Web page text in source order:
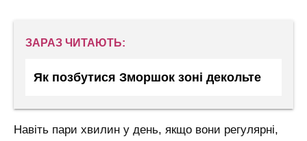
ЗАРАЗ ЧИТАЮТЬ:
Як позбутися Зморшок зоні декольте
Навіть пари хвилин у день, якщо вони регулярні,